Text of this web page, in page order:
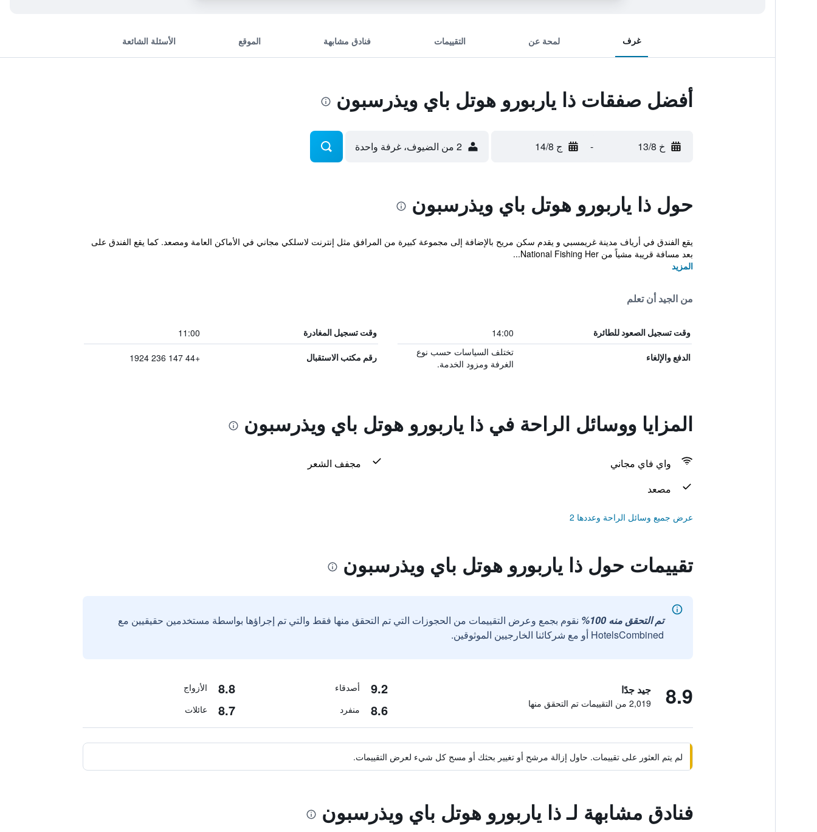
غرف لمحة عن التقييمات فنادق مشابهة الموقع الأسئلة الشائعة
أفضل صفقات ذا ياربورو هوتل باي ويذرسبون
خ 13/8 - ج 14/8 2 من الضيوف، غرفة واحدة
حول ذا ياربورو هوتل باي ويذرسبون
يقع الفندق في أرياف مدينة غريمسبي و يقدم سكن مريح بالإضافة إلى مجموعة كبيرة من المرافق مثل إنترنت لاسلكي مجاني في الأماكن العامة ومصعد. كما يقع الفندق على
بعد مسافة قريبة مشياً من National Fishing Her...
المزيد
من الجيد أن تعلم
وقت تسجيل الصعود للطائرة 14:00 وقت تسجيل المغادرة 11:00
الدفع والإلغاء
تختلف السياسات حسب نوع
الغرفة ومزود الخدمة.
رقم مكتب الاستقبال +44 147 236 1924
المزايا ووسائل الراحة في ذا ياربورو هوتل باي ويذرسبون
واي فاي مجاني
مجفف الشعر
مصعد
عرض جميع وسائل الراحة وعددها 2
تقييمات حول ذا ياربورو هوتل باي ويذرسبون
تم التحقق منه 100%
نقوم بجمع وعرض التقييمات من الحجوزات التي تم التحقق منها فقط والتي تم إجراؤها بواسطة مستخدمين حقيقيين مع
HotelsCombined أو مع شركائنا الخارجيين الموثوقين.
8.9 جيد جدًا
2,019 من التقييمات تم التحقق منها
9.2 أصدقاء 8.8 الأزواج
8.6 منفرد 8.7 عائلات
لم يتم العثور على تقييمات. حاول إزالة مرشح أو تغيير بحثك أو مسح كل شيء لعرض التقييمات.
فنادق مشابهة لـ ذا ياربورو هوتل باي ويذرسبون